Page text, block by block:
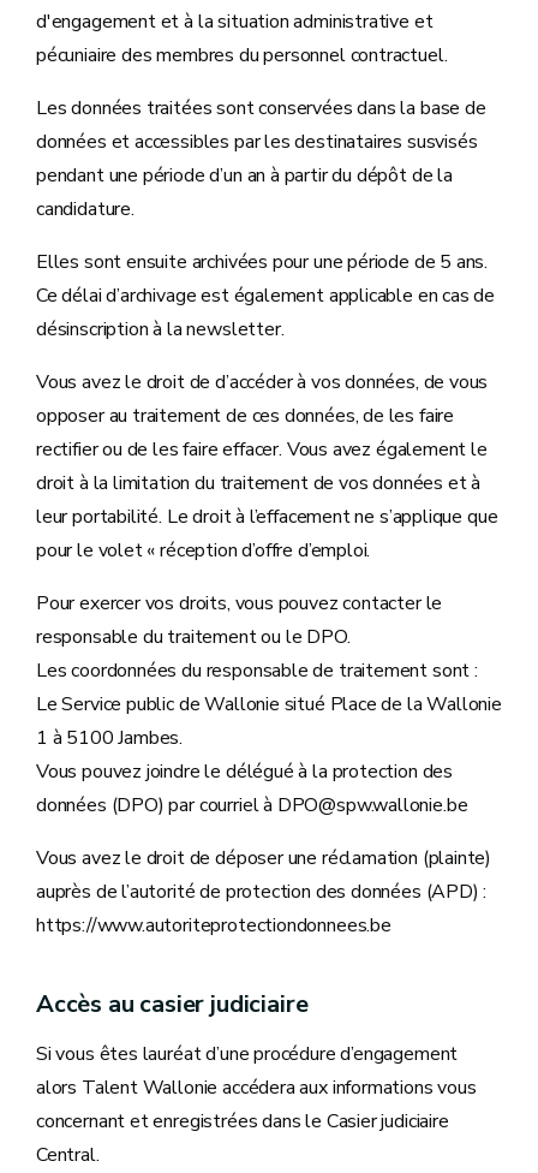
d'engagement et à la situation administrative et
pécuniaire des membres du personnel contractuel.
Les données traitées sont conservées dans la base de
données et accessibles par les destinataires susvisés
pendant une période d’un an à partir du dépôt de la
candidature.
Elles sont ensuite archivées pour une période de 5 ans.
Ce délai d’archivage est également applicable en cas de
désinscription à la newsletter.
Vous avez le droit de d’accéder à vos données, de vous
opposer au traitement de ces données, de les faire
rectifier ou de les faire effacer. Vous avez également le
droit à la limitation du traitement de vos données et à
leur portabilité. Le droit à l’effacement ne s’applique que
pour le volet « réception d’offre d’emploi.
Pour exercer vos droits, vous pouvez contacter le
responsable du traitement ou le DPO.
Les coordonnées du responsable de traitement sont :
Le Service public de Wallonie situé Place de la Wallonie
1 à 5100 Jambes.
Vous pouvez joindre le délégué à la protection des
données (DPO) par courriel à DPO@spw.wallonie.be
Vous avez le droit de déposer une réclamation (plainte)
auprès de l’autorité de protection des données (APD) :
https://www.autoriteprotectiondonnees.be
Accès au casier judiciaire
Si vous êtes lauréat d’une procédure d’engagement
alors Talent Wallonie accédera aux informations vous
concernant et enregistrées dans le Casier judiciaire
Central.